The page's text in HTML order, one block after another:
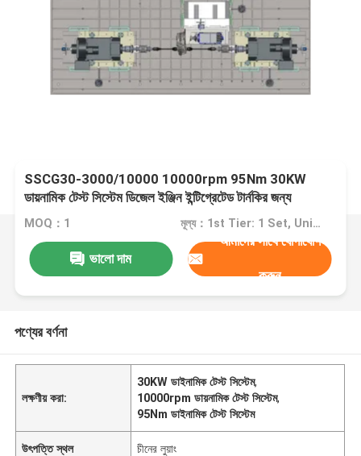
SSCG30-3000/10000 10000rpm 95Nm 30KW
ডায়নামিক টেস্ট সিস্টেম ডিজেল ইঞ্জিন ইন্টিগ্রেটেড টার্নকির জন্য
MOQ：1 মূল্য：1st Tier: 1 Set, Unit Price USD 3.00 2nd Tier: 2-5 Sets, Unit Price USD 2.00 3rd Tier: Over 5 Sets, Unit Price USD 1.00
ভালো দাম
আমাদের সাথে যোগাযোগ
করুন
পণ্যের বর্ণনা
লক্ষণীয় করা:
30KW ডাইনামিক টেস্ট সিস্টেম,
10000rpm ডায়নামিক টেস্ট সিস্টেম,
95Nm ডাইনামিক টেস্ট সিস্টেম
উৎপত্তি স্থল চীনের লুয়াং